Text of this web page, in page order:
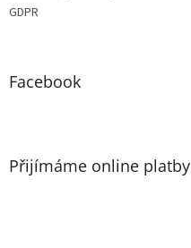
GDPR
Facebook
Přijímáme online platby